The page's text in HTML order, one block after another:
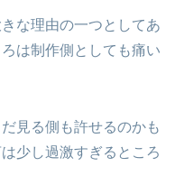
な理由の一つとしてあ
は制作側としても痛い
見る側も許せるのかも
少し過激すぎるところ